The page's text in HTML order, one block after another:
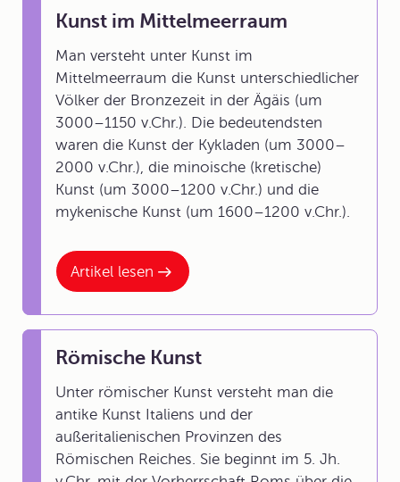
Artikel lesen
Kunst im Mittelmeerraum
Man versteht unter Kunst im
Mittelmeerraum die Kunst unterschiedlicher
Völker der Bronzezeit in der Ägäis (um
3000–1150 v.Chr.). Die bedeutendsten
waren die Kunst der Kykladen (um 3000–
2000 v.Chr.), die minoische (kretische)
Kunst (um 3000–1200 v.Chr.) und die
mykenische Kunst (um 1600–1200 v.Chr.).
Römische Kunst
Unter römischer Kunst versteht man die
antike Kunst Italiens und der
außeritalienischen Provinzen des
Römischen Reiches. Sie beginnt im 5. Jh.